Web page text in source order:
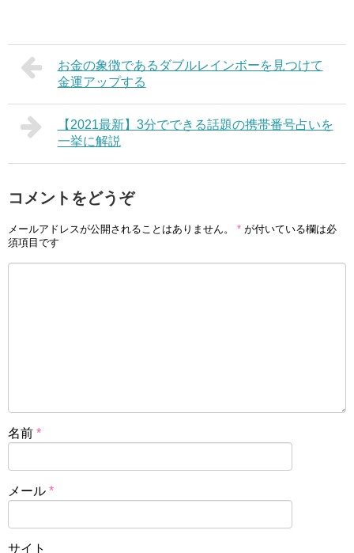
お金の象徴であるダブルレインボーを見つけて
金運アップする
【2021最新】3分でできる話題の携帯番号占いを
一挙に解説
コメントをどうぞ
メールアドレスが公開されることはありません。 * が付いている欄は必
須項目です
名前 *
メール *
サイト